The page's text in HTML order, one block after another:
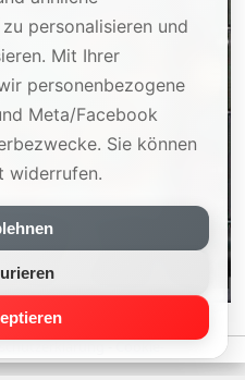
-Cookie-
personalisieren und
Mit Ihrer
personenbezogene
Meta/Facebook
Sie können
widerrufen.